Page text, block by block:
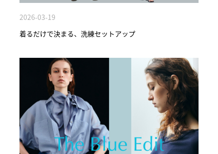
2026-03-19
着るだけで決まる、洗練セットアップ